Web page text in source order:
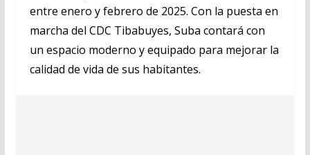
entre enero y febrero de 2025. Con la puesta en
marcha del CDC Tibabuyes, Suba contará con
un espacio moderno y equipado para mejorar la
calidad de vida de sus habitantes.